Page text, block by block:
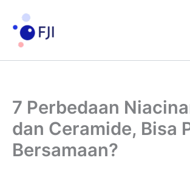
konten
7 Perbedaan
dan Ceramide, Bisa
Bersamaan?